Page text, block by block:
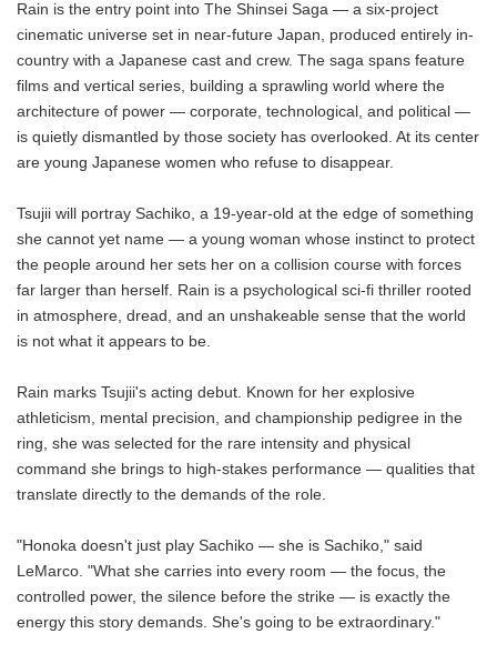
Rain is the entry point into The Shinsei Saga — a six-project
cinematic universe set in near-future Japan, produced entirely in-
country with a Japanese cast and crew. The saga spans feature
films and vertical series, building a sprawling world where the
architecture of power — corporate, technological, and political —
is quietly dismantled by those society has overlooked. At its center
are young Japanese women who refuse to disappear.
Tsujii will portray Sachiko, a 19-year-old at the edge of something
she cannot yet name — a young woman whose instinct to protect
the people around her sets her on a collision course with forces
far larger than herself. Rain is a psychological sci-fi thriller rooted
in atmosphere, dread, and an unshakeable sense that the world
is not what it appears to be.
Rain marks Tsujii's acting debut. Known for her explosive
athleticism, mental precision, and championship pedigree in the
ring, she was selected for the rare intensity and physical
command she brings to high-stakes performance — qualities that
translate directly to the demands of the role.
"Honoka doesn't just play Sachiko — she is Sachiko," said
LeMarco. "What she carries into every room — the focus, the
controlled power, the silence before the strike — is exactly the
energy this story demands. She's going to be extraordinary."